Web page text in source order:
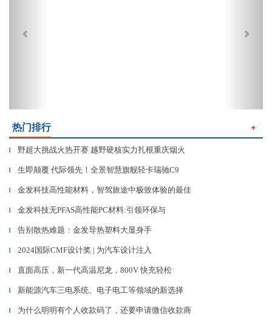
热门排行 ＋
▎ 野超大挑战火热开赛 越野硬核实力扎根重庆烟火
▎ 生即颠覆 代际领先！全景智慧旗舰轻卡瑞驰C9
▎ 金发科技高性能材料，智驾旅途中极致体验的最佳
▎ 金发科技无PFAS高性能PC材料:引领环保与
▎ 告别散热难题：金发导热塑料大显身手
▎ 2024国际CMF设计奖 | 为汽车设计注入
▎ 直面高压，新一代高温尼龙，800V 快充轻松
▎ 新能源汽车三电系统、电子电工等领域的新选择
▎ 为什么明明有个人收款码了，还要申请微信收款商